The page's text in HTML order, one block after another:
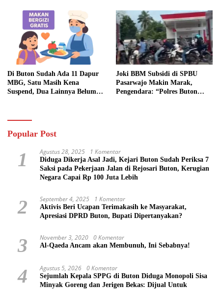
Di Buton Sudah Ada 11 Dapur
MBG, Satu Masih Kena
Suspend, Dua Lainnya Belum
Joki BBM Subsidi di SPBU
Pasarwajo Makin Marak,
Pengendara: “Polres Buton
Popular Post
1 Agustus 28, 2025 1 Komentar
Diduga Dikerja Asal Jadi, Kejari Buton Sudah Periksa 7
Saksi pada Pekerjaan Jalan di Rejosari Buton, Kerugian
Negara Capai Rp 100 Juta Lebih
2 September 4, 2025 1 Komentar
Aktivis Beri Ucapan Terimakasih ke Masyarakat,
Apresiasi DPRD Buton, Bupati Dipertanyakan?
3 November 3, 2020 0 Komentar
Al-Qaeda Ancam akan Membunuh, Ini Sebabnya!
4 Agustus 5, 2026 0 Komentar
Sejumlah Kepala SPPG di Buton Diduga Monopoli Sisa
Minyak Goreng dan Jerigen Bekas: Dijual Untuk